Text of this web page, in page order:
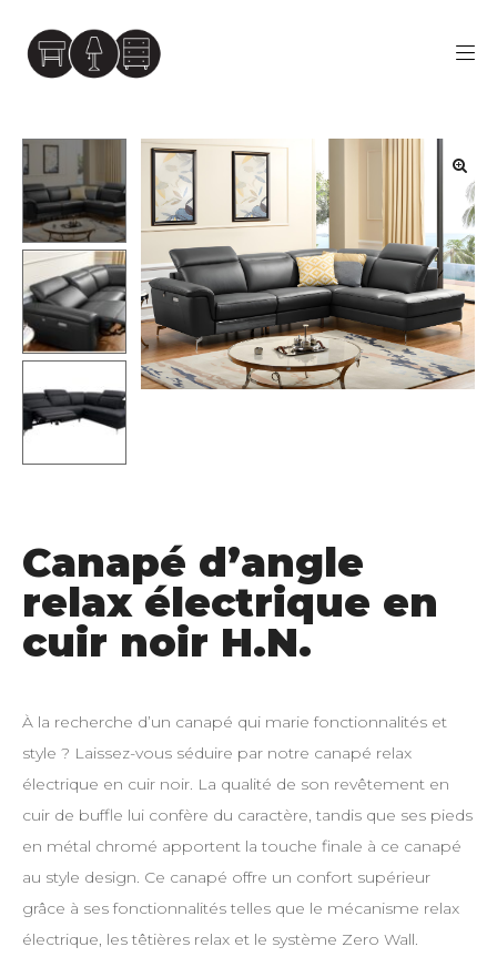
Canapé d’angle
relax électrique en
cuir noir H.N.
À la recherche d’un canapé qui marie fonctionnalités et
style ? Laissez-vous séduire par notre canapé relax
électrique en cuir noir. La qualité de son revêtement en
cuir de buffle lui confère du caractère, tandis que ses pieds
en métal chromé apportent la touche finale à ce canapé
au style design. Ce canapé offre un confort supérieur
grâce à ses fonctionnalités telles que le mécanisme relax
électrique, les têtières relax et le système Zero Wall.